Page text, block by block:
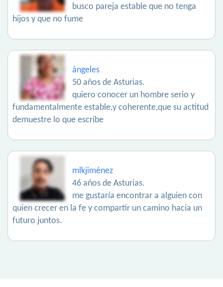
busco pareja estable que no tenga
hijos y que no fume
ángeles
50 años de Asturias.
quiero conocer un hombre serio y
fundamentalmente estable,y coherente,que su actitud
demuestre lo que escribe
mlkjiménez
46 años de Asturias.
me gustaría encontrar a alguien con
quien crecer en la fe y compartir un camino hacia un
futuro juntos.